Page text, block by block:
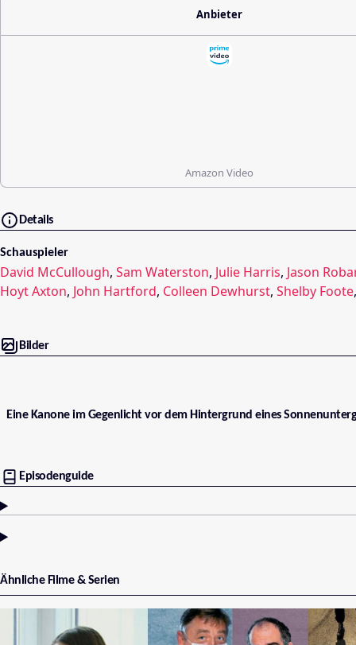
Anbieter
Amazon Video
Details
Schauspieler
David McCullough, Sam Waterston, Julie Harris, Jason
Hoyt Axton, John Hartford, Colleen Dewhurst, Shelby Foote
Bilder
Eine Kanone im Gegenlicht vor dem Hintergrund eines
Episodenguide
Ähnliche Filme & Serien